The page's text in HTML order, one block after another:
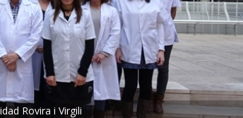
Rovira i Virgili